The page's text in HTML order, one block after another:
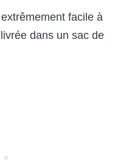
facile à
dans un sac de